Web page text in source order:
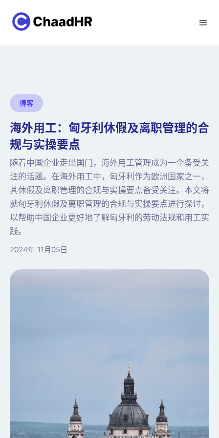
博客
海外用工：匈牙利休假及离职管理的合
规与实操要点
随着中国企业走出国门，海外用工管理成为一个备受关
注的话题。在海外用工中，匈牙利作为欧洲国家之一，
其休假及离职管理的合规与实操要点备受关注。本文将
就匈牙利休假及离职管理的合规与实操要点进行探讨，
以帮助中国企业更好地了解匈牙利的劳动法规和用工实
践。
2024年 11月05日